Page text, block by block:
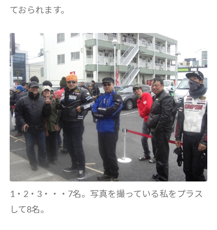
ておられます。
1・2・3・・・7名。写真を撮っている私をプラス
して8名。